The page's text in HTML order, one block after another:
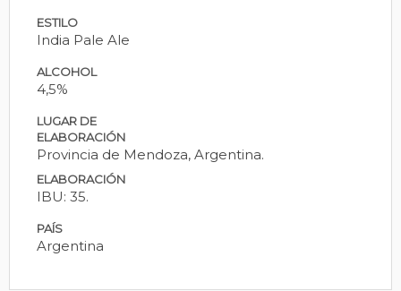
ESTILO
India Pale Ale
ALCOHOL
4,5%
LUGAR DE
ELABORACIÓN
Provincia de Mendoza, Argentina.
ELABORACIÓN
IBU: 35.
PAÍS
Argentina